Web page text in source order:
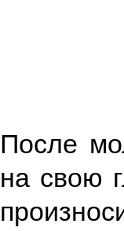
После
на свою